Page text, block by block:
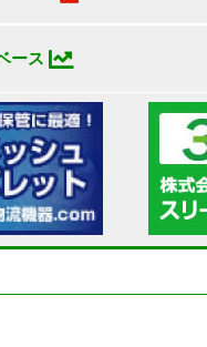
ース